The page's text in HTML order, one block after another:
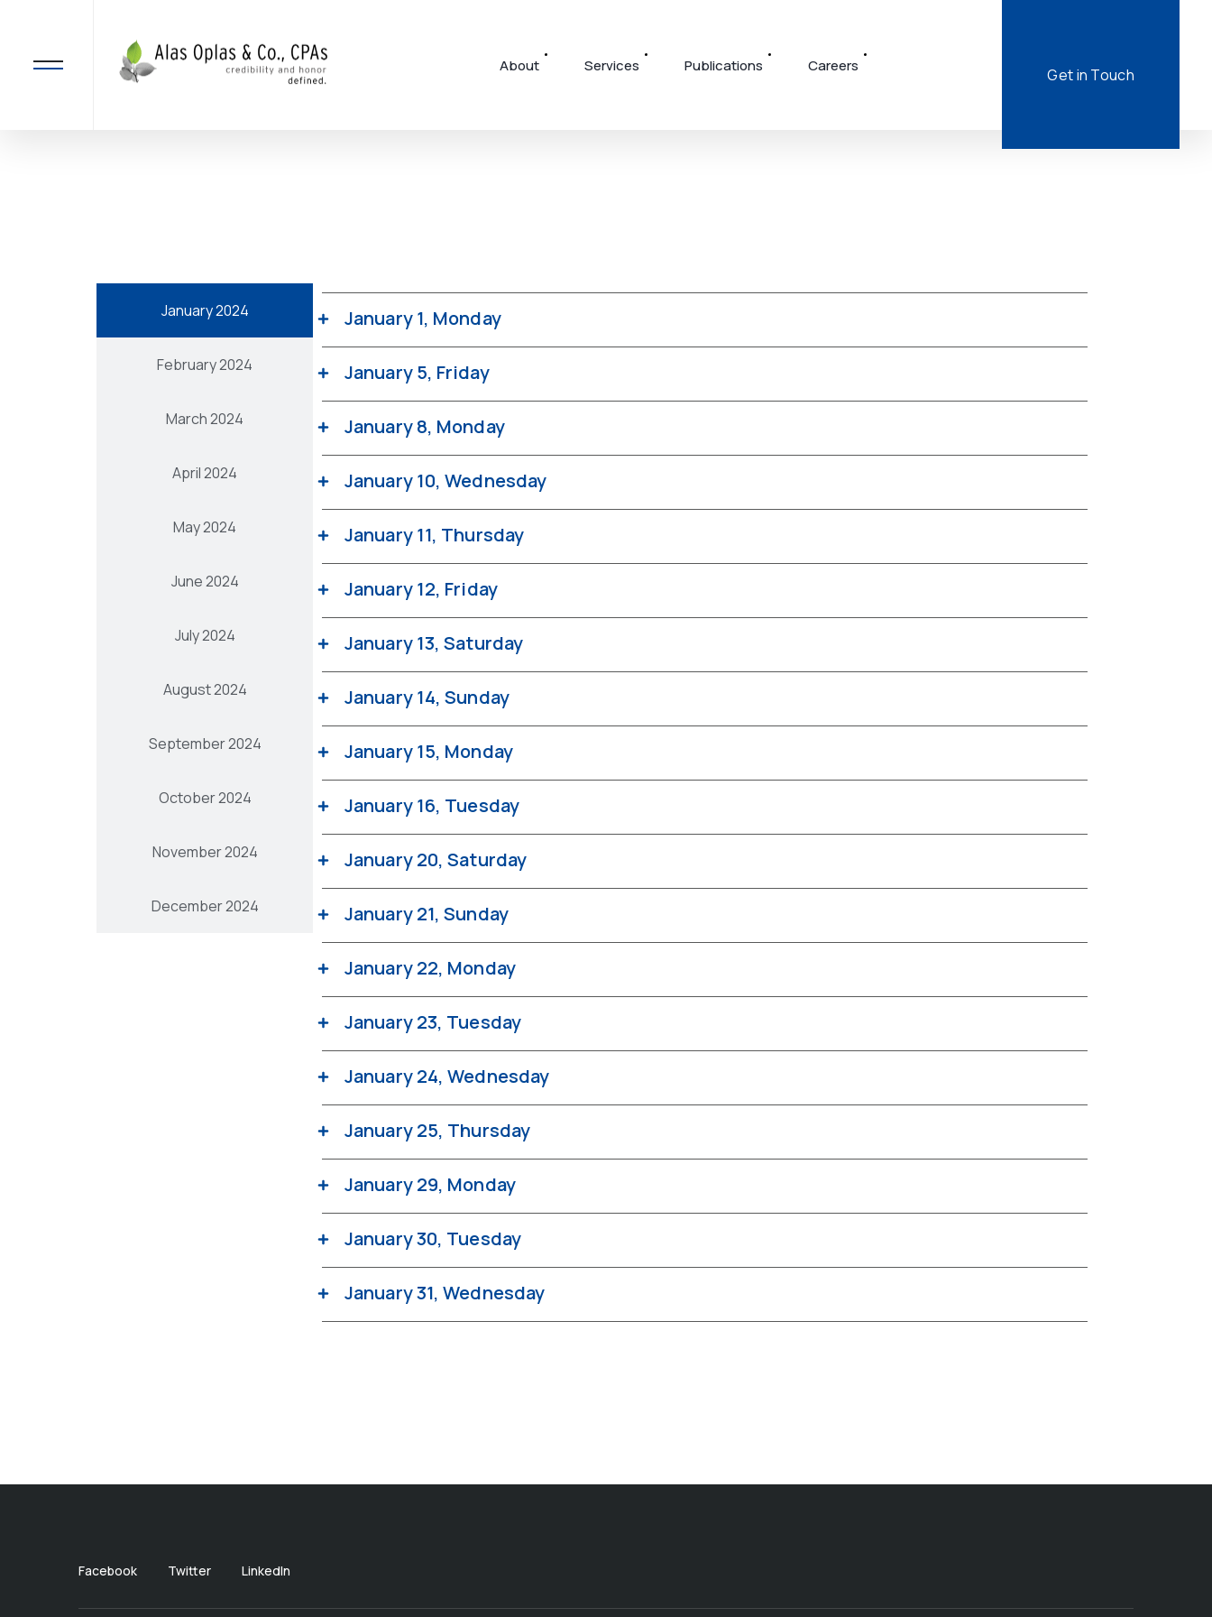
About Services Publications Careers Get in Touch
January 2024
February 2024
March 2024
April 2024
May 2024
June 2024
July 2024
August 2024
September 2024
October 2024
November 2024
December 2024
January 1, Monday
January 5, Friday
January 8, Monday
January 10, Wednesday
January 11, Thursday
January 12, Friday
January 13, Saturday
January 14, Sunday
January 15, Monday
January 16, Tuesday
January 20, Saturday
January 21, Sunday
January 22, Monday
January 23, Tuesday
January 24, Wednesday
January 25, Thursday
January 29, Monday
January 30, Tuesday
January 31, Wednesday
Facebook Twitter LinkedIn